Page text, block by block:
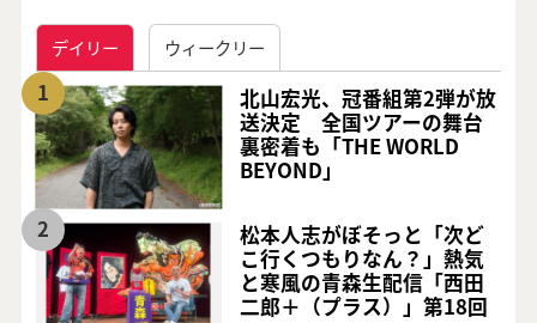
デイリー ウィークリー
1
北山宏光、冠番組第2弾が放
送決定 全国ツアーの舞台
裏密着も「THE WORLD
BEYOND」
2
松本人志がぼそっと「次ど
こ行くつもりなん？」熱気
と寒風の青森生配信「西田
二郎＋（プラス）」第18回